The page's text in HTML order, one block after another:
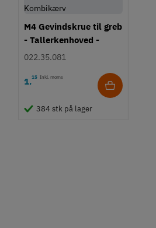
M4 Gevindskrue til greb
- Tallerkenhoved -
Krydskærv
022.35.081
1,15 Inkl. moms
384 stk på lager